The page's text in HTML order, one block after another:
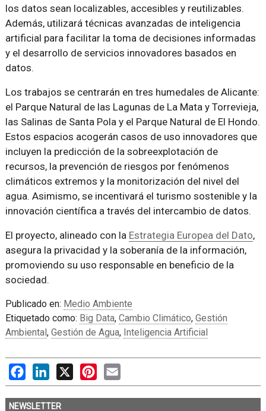
los datos sean localizables, accesibles y reutilizables.
Además, utilizará técnicas avanzadas de inteligencia
artificial para facilitar la toma de decisiones informadas
y el desarrollo de servicios innovadores basados en
datos.
Los trabajos se centrarán en tres humedales de Alicante:
el Parque Natural de las Lagunas de La Mata y Torrevieja,
las Salinas de Santa Pola y el Parque Natural de El Hondo.
Estos espacios acogerán casos de uso innovadores que
incluyen la predicción de la sobreexplotación de
recursos, la prevención de riesgos por fenómenos
climáticos extremos y la monitorización del nivel del
agua. Asimismo, se incentivará el turismo sostenible y la
innovación científica a través del intercambio de datos.
El proyecto, alineado con la Estrategia Europea del Dato,
asegura la privacidad y la soberanía de la información,
promoviendo su uso responsable en beneficio de la
sociedad.
Publicado en: Medio Ambiente
Etiquetado como: Big Data, Cambio Climático, Gestión
Ambiental, Gestión de Agua, Inteligencia Artificial
FacebookLinkedIn
X PinterestEmail
NEWSLETTER